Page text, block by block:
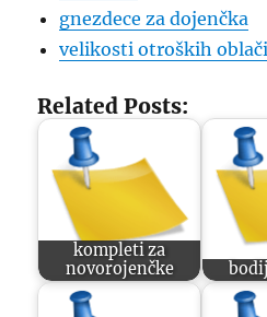
gnezdece za dojenčka
velikosti otroških
Related Posts:
kompleti za
novorojenčke